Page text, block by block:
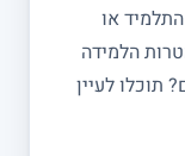
או
הלמידה
תוכלו לעיין